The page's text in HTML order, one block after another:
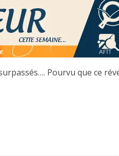
Pourvu que ce